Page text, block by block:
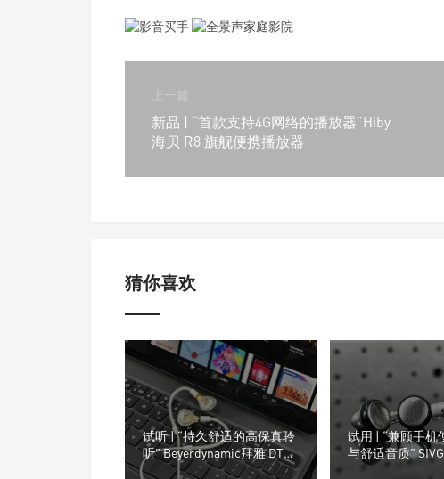
上一篇
新品 | “首款支持4G网络的播放器”Hiby
海贝 R8 旗舰便携播放器
猜你喜欢
试听 | “持久舒适的高保真聆
听” Beyerdynamic拜雅 DT
30 IE 入耳式监听耳机
试用 | “兼顾手机
与舒适音质”
嘉）M260平头耳塞